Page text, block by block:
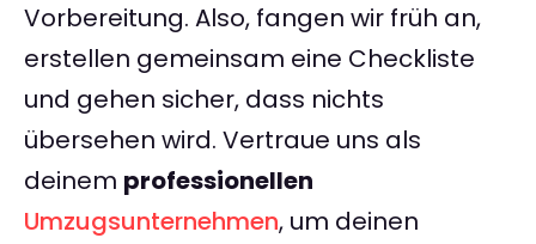
Vorbereitung. Also, fangen wir früh an,
erstellen gemeinsam eine Checkliste
und gehen sicher, dass nichts
übersehen wird. Vertraue uns als
deinem professionellen
Umzugsunternehmen, um deinen